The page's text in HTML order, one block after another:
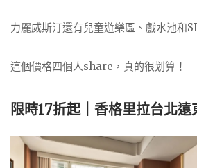
力麗威斯汀還有兒童遊樂區、戲水池和
這個價格四個人share，真的很划算！
限時17折起｜香格里拉台北